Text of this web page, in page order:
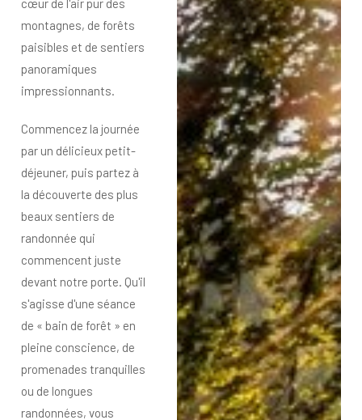
cœur de l'air pur des
montagnes, de forêts
paisibles et de sentiers
panoramiques
impressionnants.
Commencez la journée
par un délicieux petit-
déjeuner, puis partez à
la découverte des plus
beaux sentiers de
randonnée qui
commencent juste
devant notre porte. Qu'il
s'agisse d'une séance
de « bain de forêt » en
pleine conscience, de
promenades tranquilles
ou de longues
randonnées, vous